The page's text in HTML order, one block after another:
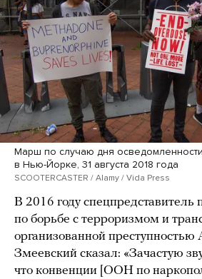
Марш по случаю дня
в Нью-Йорке, 31 августа 2018 года
SCOOTERCASTER / Alamy / Vida Press
В 2016 году спецпредставитель
по борьбе с терроризмом и
организованной преступностью
Змеевский сказал: «Зачастую
что конвенции [ООН по